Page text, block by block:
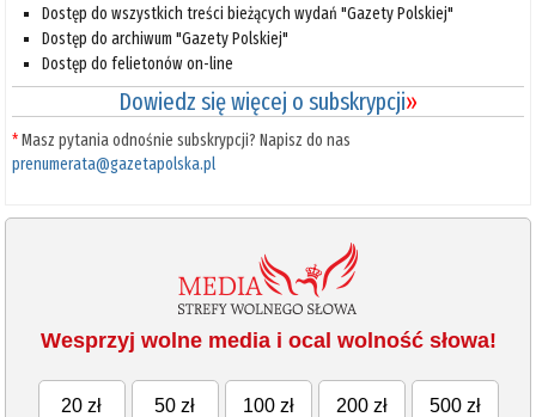
Dostęp do wszystkich treści bieżących wydań "Gazety Polskiej"
Dostęp do archiwum "Gazety Polskiej"
Dostęp do felietonów on-line
Dowiedz się więcej o subskrypcji»
*Masz pytania odnośnie subskrypcji? Napisz do nas
prenumerata@gazetapolska.pl
Wesprzyj wolne media i ocal wolność słowa!
20 zł 50 zł 100 zł 200 zł 500 zł